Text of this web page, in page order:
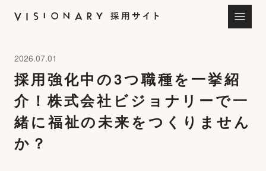
2026.07.01
採用強化中の3つ職種を一挙紹
介！株式会社ビジョナリーで一
緒に福祉の未来をつくりません
か？